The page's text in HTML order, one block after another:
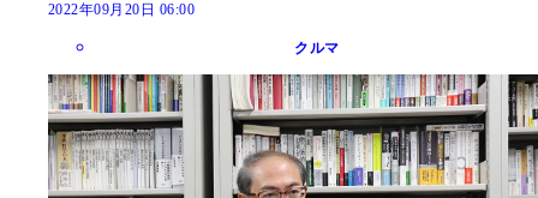
2022年09月20日 06:00
クルマ